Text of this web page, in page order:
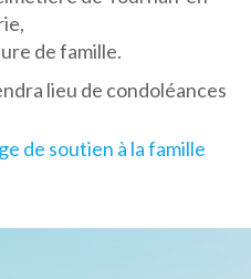
de famille.
lieu de condoléances
de soutien à la famille